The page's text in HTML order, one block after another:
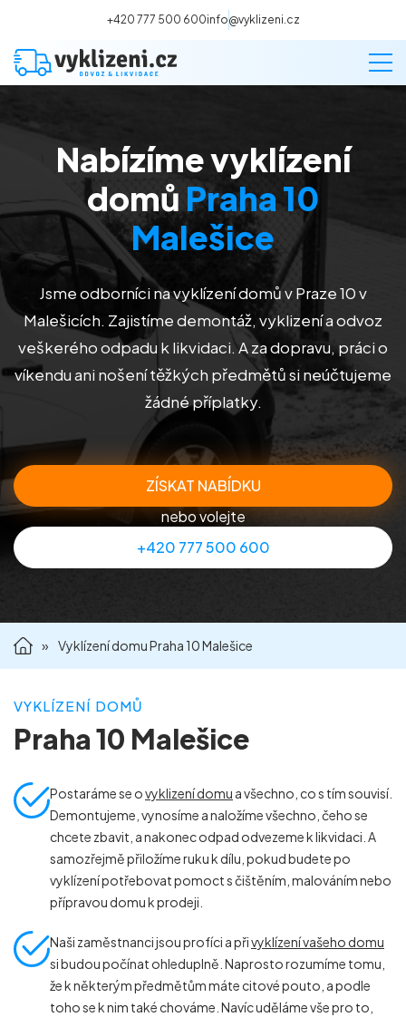
+420 777 500 600info@vyklizeni.cz
Vyklízení
Stěhování
Malování
Deratizace a dezinsekce
Úklid
Příprava nemovitostí na prodej
Nabízíme vyklízení
domů Praha 10
Malešice
Jsme odborníci na vyklízení domů v Praze 10 v
Malešicích. Zajistíme demontáž, vyklizení a odvoz
veškerého odpadu k likvidaci. A za dopravu, práci o
víkendu ani nošení těžkých předmětů si neúčtujeme
žádné příplatky.
ZÍSKAT NABÍDKU
nebo volejte
+420 777 500 600
» Vyklízení domu Praha 10 Malešice
VYKLÍZENÍ DOMŮ
Praha 10 Malešice
Postaráme se ovyklizení domu a všechno, co s tím souvisí.
Demontujeme, vynosíme a naložíme všechno, čeho se
chcete zbavit, a nakonec odpad odvezeme k likvidaci. A
samozřejmě přiložíme ruku k dílu, pokud budete po
vyklízení potřebovat pomoct s čištěním, malováním nebo
přípravou domu k prodeji.
Naši zaměstnanci jsou profíci a přivyklízení vašeho domu
si budou počínat ohleduplně. Naprosto rozumíme tomu,
že k některým předmětům máte citové pouto, a podle
toho se k nim také chováme. Navíc uděláme vše pro to,